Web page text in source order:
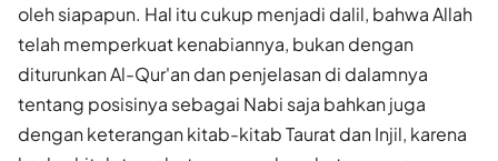
oleh siapapun. Hal itu cukup menjadi dalil, bahwa Allah
telah memperkuat kenabiannya, bukan dengan
diturunkan Al-Qur'an dan penjelasan di dalamnya
tentang posisinya sebagai Nabi saja bahkan juga
dengan keterangan kitab-kitab Taurat dan Injil, karena